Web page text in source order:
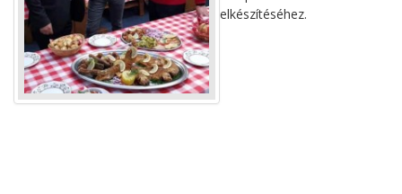
elkészítéséhez.